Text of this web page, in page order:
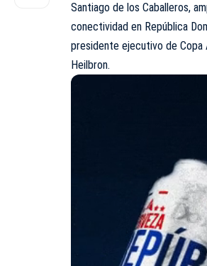
Santiago de los Caballeros,
conectividad en República
presidente ejecutivo de Copa
Heilbron.